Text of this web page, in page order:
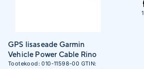
GPS lisaseade Garmin
Vehicle Power Cable Rino
Tootekood:010-11598-00 GTIN:
1